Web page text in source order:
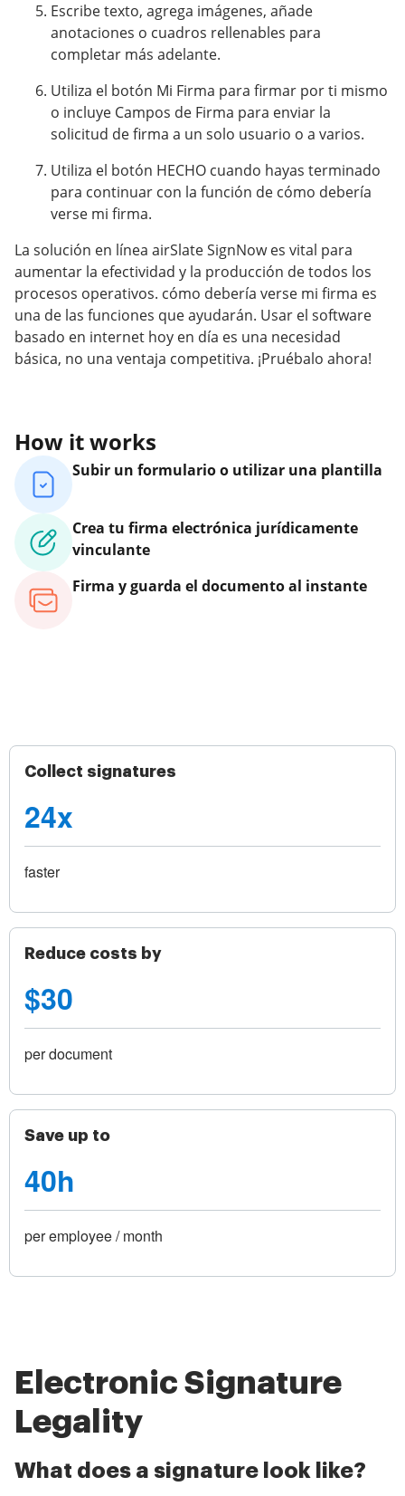
Escribe texto, agrega imágenes, añade
anotaciones o cuadros rellenables para
completar más adelante.
Utiliza el botón Mi Firma para firmar por ti mismo
o incluye Campos de Firma para enviar la
solicitud de firma a un solo usuario o a varios.
Utiliza el botón HECHO cuando hayas terminado
para continuar con la función de cómo debería
verse mi firma.
La solución en línea airSlate SignNow es vital para
aumentar la efectividad y la producción de todos los
procesos operativos. cómo debería verse mi firma es
una de las funciones que ayudarán. Usar el software
basado en internet hoy en día es una necesidad
básica, no una ventaja competitiva. ¡Pruébalo ahora!
How it works
Subir un formulario o utilizar una plantilla
Crea tu firma electrónica jurídicamente
vinculante
Firma y guarda el documento al instante
Collect signatures
24x
faster
Reduce costs by
$30
per document
Save up to
40h
per employee / month
Electronic Signature
Legality
What does a signature look like?